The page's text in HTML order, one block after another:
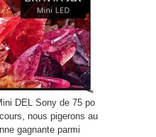
DEL Sony de 75 po
nous pigerons au
gagnante parmi